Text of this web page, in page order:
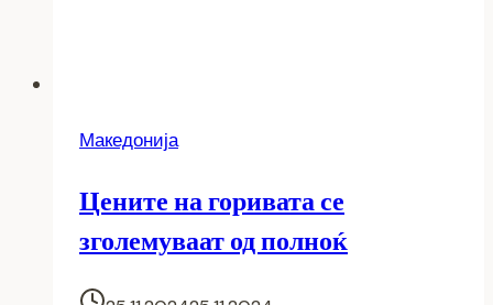
Македонија
Цените на горивата се
зголемуваат од полноќ